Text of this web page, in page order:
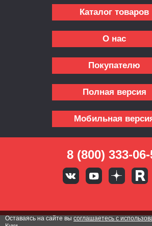
Каталог товаров
О нас
Покупателю
Полная версия
Мобильная
8 (800) 333-
Оставаясь на сайте вы соглашаетесь с